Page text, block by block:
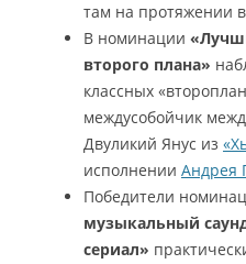
там на протяжении
В номинации
второго плана»
классных
междусобойчик
Двуликий Янус из
исполнении Андрея
Победители
музыкальный
сериал»